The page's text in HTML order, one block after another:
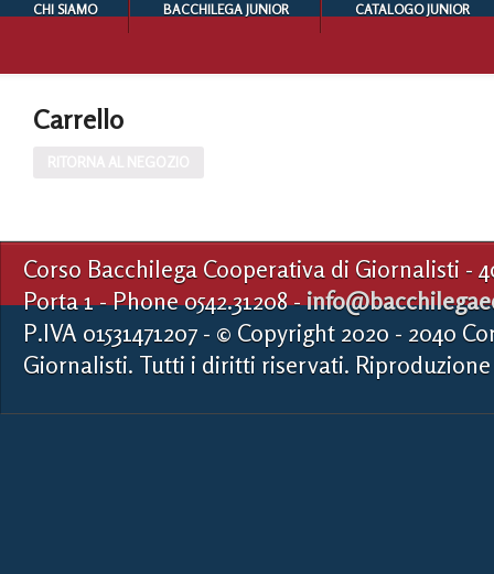
CHI SIAMO BACCHILEGA JUNIOR CATALOGO JUNIOR
Carrello
Corso Bacchilega Cooperativa di Giornalisti -
Porta 1 - Phone 0542.31208 -
P.IVA 01531471207 - © Copyright 2020 - 2040
Giornalisti. Tutti i diritti riservati.